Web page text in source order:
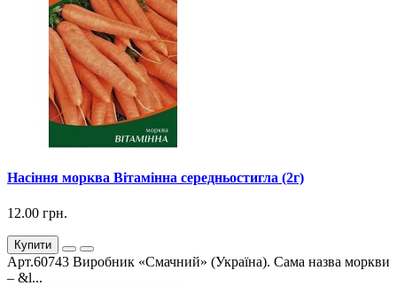
Насіння морква Вітамінна середньостигла (2г)
12.00 грн.
Купити
Арт.60743 Виробник «Смачний» (Україна). Сама назва моркви
– &l...